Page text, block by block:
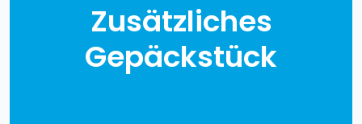
Zusätzliches
Gepäckstück